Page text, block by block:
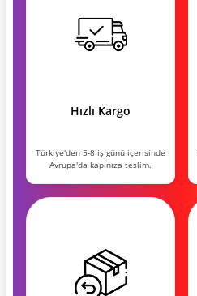
Hızlı Kargo
Türkiye'den 5-8 iş günü içerisinde
Avrupa'da kapınıza teslim.